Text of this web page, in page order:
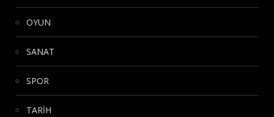
OYUN
SANAT
SPOR
TARİH